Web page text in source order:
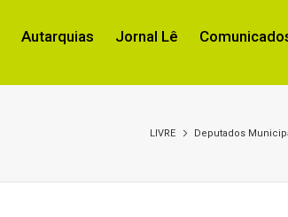
Autarquias Jornal Lê
LIVRE Deputados